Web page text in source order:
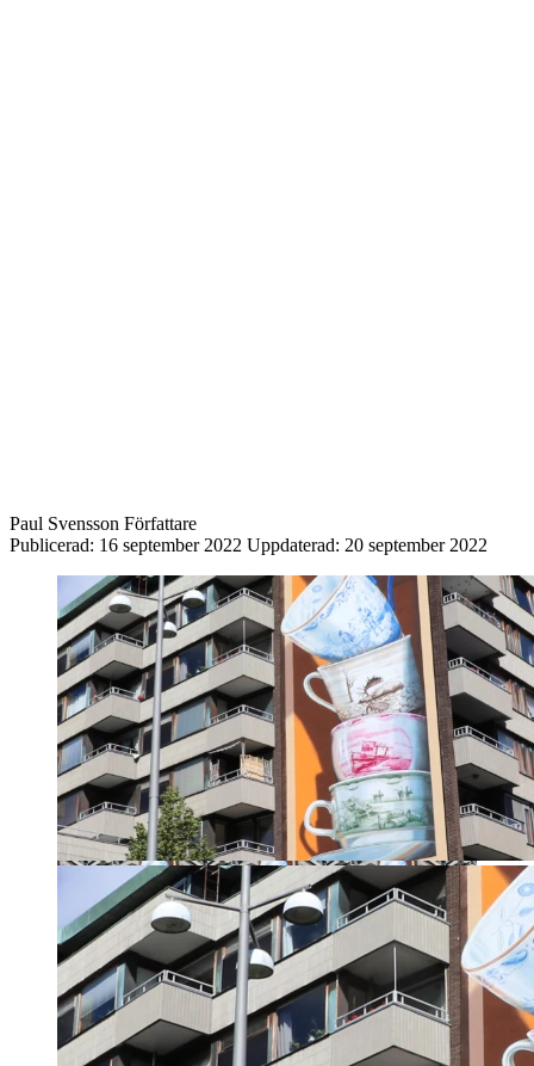
Paul Svensson Författare
Publicerad: 16 september 2022 Uppdaterad: 20 september 2022